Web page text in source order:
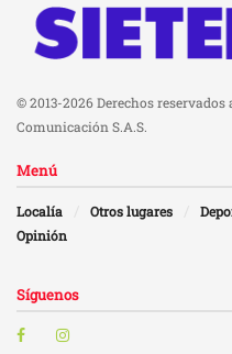
© 2013-2026 Derechos
Comunicación S.A.S.
Menú
Localía Otros lugares
Opinión
Síguenos